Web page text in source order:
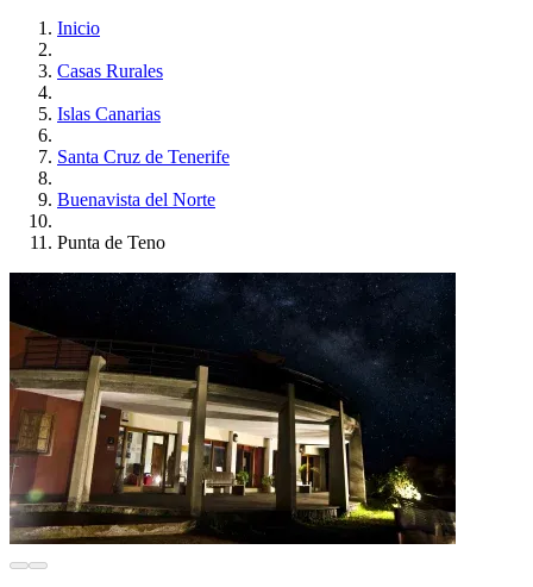
Inicio
Casas Rurales
Islas Canarias
Santa Cruz de Tenerife
Buenavista del Norte
Punta de Teno